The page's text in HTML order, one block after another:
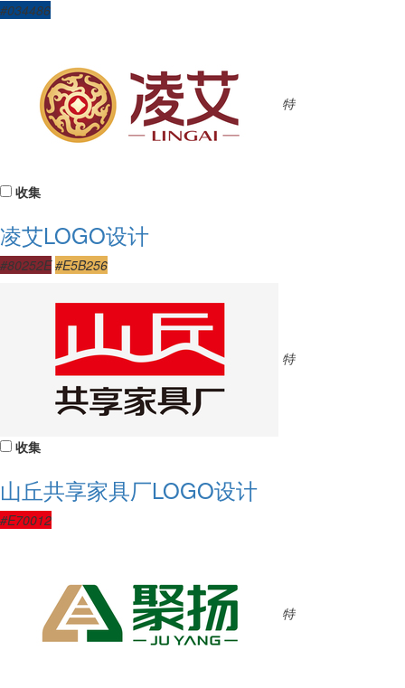
#034486
特
收集
凌艾LOGO设计
#80252E #E5B256
特
收集
山丘共享家具厂LOGO设计
#E70012
特